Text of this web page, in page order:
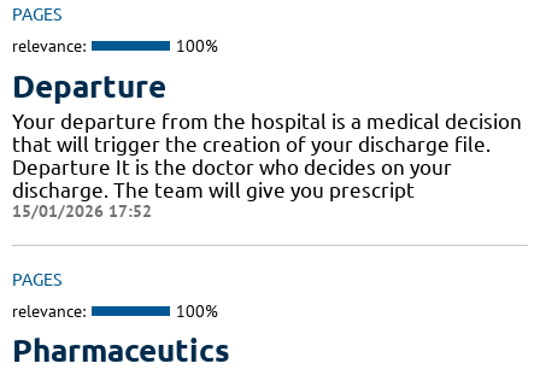
PAGES
relevance: 100%
Departure
Your departure from the hospital is a medical decision
that will trigger the creation of your discharge file.
Departure It is the doctor who decides on your
discharge. The team will give you prescript
15/01/2026 17:52
PAGES
relevance: 100%
Pharmaceutics